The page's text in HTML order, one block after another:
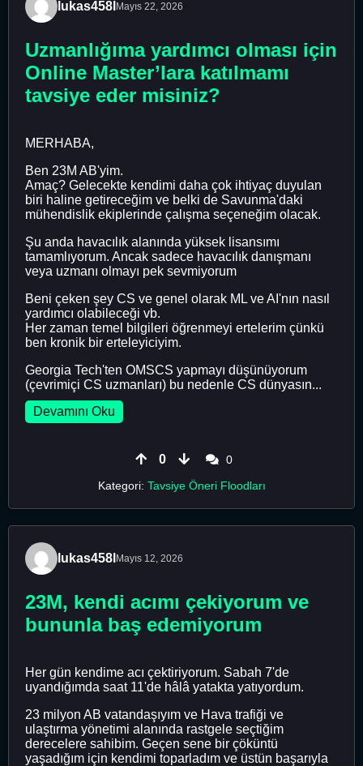
lukas458l Mayıs 22, 2026
Uzmanlığıma yardımcı olması için
Online Master’lara katılmamı
tavsiye eder misiniz?
MERHABA,
Ben 23M AB'yim.
Amaç? Gelecekte kendimi daha çok ihtiyaç duyulan
biri haline getireceğim ve belki de Savunma'daki
mühendislik ekiplerinde çalışma seçeneğim olacak.
Şu anda havacılık alanında yüksek lisansımı
tamamlıyorum. Ancak sadece havacılık danışmanı
veya uzmanı olmayı pek sevmiyorum
Beni çeken şey CS ve genel olarak ML ve AI'nın nasıl
yardımcı olabileceği vb.
Her zaman temel bilgileri öğrenmeyi ertelerim çünkü
ben kronik bir erteleyiciyim.
Georgia Tech'ten OMSCS yapmayı düşünüyorum
(çevrimiçi CS uzmanları) bu nedenle CS dünyasın...
Devamını Oku
0
0
Kategori: Tavsiye Öneri Floodları
lukas458l Mayıs 12, 2026
23M, kendi acımı çekiyorum ve
bununla baş edemiyorum
Her gün kendime acı çektiriyorum. Sabah 7'de
uyandığımda saat 11'de hâlâ yatakta yatıyordum.
23 milyon AB vatandaşıyım ve Hava trafiği ve
ulaştırma yönetimi alanında rastgele seçtiğim
derecelere sahibim. Geçen sene bir çöküntü
yaşadığım için kendimi toparladım ve üstün başarıyla